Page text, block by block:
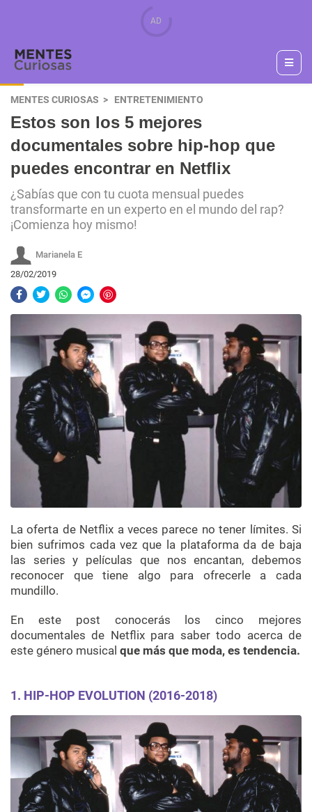
MENTES CURIOSAS ENTRETENIMIENTO
Estos son los 5 mejores
documentales sobre hip-hop que
puedes encontrar en Netflix
¿Sabías que con tu cuota mensual puedes
transformarte en un experto en el mundo del rap?
¡Comienza hoy mismo!
Marianela E
28/02/2019
La oferta de Netflix a veces parece no tener límites. Si
bien sufrimos cada vez que la plataforma da de baja
las series y películas que nos encantan, debemos
reconocer que tiene algo para ofrecerle a cada
mundillo.
En este post conocerás los cinco mejores
documentales de Netflix para saber todo acerca de
este género musical que más que moda, es tendencia.
1. HIP-HOP EVOLUTION (2016-2018)